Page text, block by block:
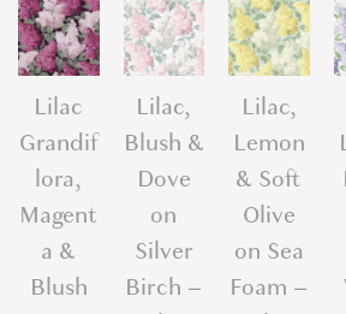
Lilac
Grandif
lora,
Magent
a &
Blush
Lilac,
Blush &
Dove
on
Silver
Birch –
Lilac,
Lemon
& Soft
Olive
on Sea
Foam –